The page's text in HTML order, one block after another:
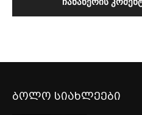
ბოლო სიახლეები